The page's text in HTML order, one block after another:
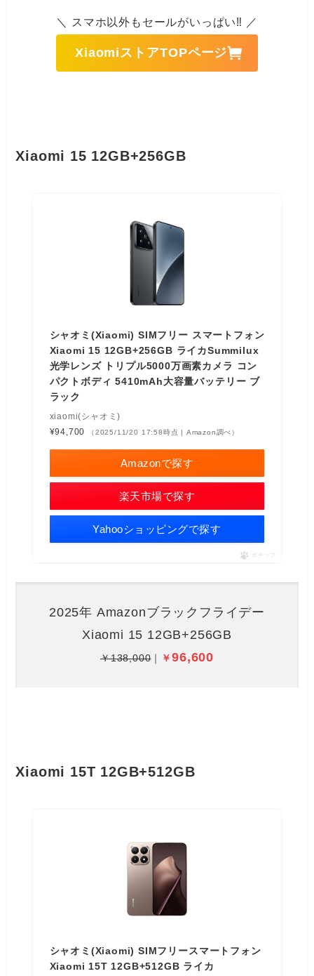
＼ スマホ以外もセールがいっぱい‼ ／
XiaomiストアTOPページ
Xiaomi 15 12GB+256GB
シャオミ(Xiaomi) SIMフリー スマートフォン
Xiaomi 15 12GB+256GB ライカSummilux
光学レンズ トリプル5000万画素カメラ コン
パクトボディ 5410mAh大容量バッテリー ブ
ラック
xiaomi(シャオミ)
¥94,700
（2025/11/20 17:58時点 | Amazon調べ）
Amazonで探す
楽天市場で探す
Yahooショッピングで探す
ポチップ
2025年 Amazonブラックフライデー
Xiaomi 15 12GB+256GB
￥138,000｜ ￥96,600
Xiaomi 15T 12GB+512GB
シャオミ(Xiaomi) SIMフリースマートフォン
Xiaomi 15T 12GB+512GB ライカ